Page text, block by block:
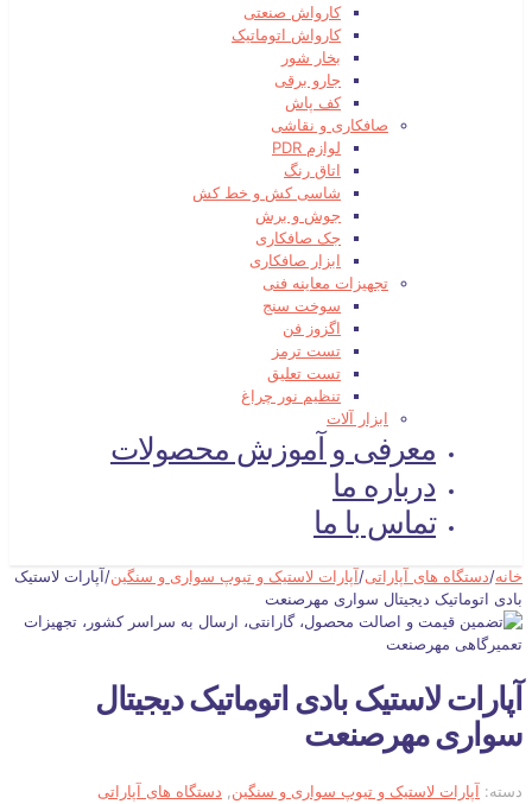
کارواش صنعتی
کارواش اتوماتیک
بخار شور
جارو برقی
کف پاش
صافکاری و نقاشی
لوازم PDR
اتاق رنگ
شاسی کش و خط کش
جوش و برش
جک صافکاری
ابزار صافکاری
تجهیزات معاینه فنی
سوخت سنج
اگزوز فن
تست ترمز
تست تعلیق
تنظیم نور چراغ
ابزار آلات
معرفی و آموزش محصولات
درباره ما
تماس با ما
خانه/دستگاه های آپاراتی/آپارات لاستیک و تیوپ سواری و سنگین/آپارات لاستیک
بادی اتوماتیک دیجیتال سواری مهرصنعت
آپارات لاستیک بادی اتوماتیک دیجیتال
سواری مهرصنعت
دسته: آپارات لاستیک و تیوپ سواری و سنگین دستگاه های آپاراتی